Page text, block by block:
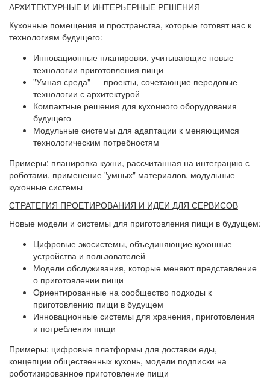
АРХИТЕКТУРНЫЕ И ИНТЕРЬЕРНЫЕ РЕШЕНИЯ
Кухонные помещения и пространства, которые готовят нас к
технологиям будущего:
Инновационные планировки, учитывающие новые
технологии приготовления пищи
"Умная среда" — проекты, сочетающие передовые
технологии с архитектурой
Компактные решения для кухонного оборудования
будущего
Модульные системы для адаптации к меняющимся
технологическим потребностям
Примеры: планировка кухни, рассчитанная на интеграцию с
роботами, применение "умных" материалов, модульные
кухонные системы
СТРАТЕГИЯ ПРОЕТИРОВАНИЯ И ИДЕИ ДЛЯ СЕРВИСОВ
Новые модели и системы для приготовления пищи в будущем:
Цифровые экосистемы, объединяющие кухонные
устройства и пользователей
Модели обслуживания, которые меняют представление
о приготовлении пищи
Ориентированные на сообщество подходы к
приготовлению пищи в будущем
Инновационные системы для хранения, приготовления
и потребления пищи
Примеры: цифровые платформы для доставки еды,
концепции общественных кухонь, модели подписки на
роботизированное приготовление пищи